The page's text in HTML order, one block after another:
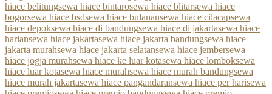
hiace belitungsewa hiace bintarosewa hiace blitarsewa hiace
bogorsewa hiace bsdsewa hiace bulanansewa hiace cilacapsewa
hiace depoksewa hiace di bandungsewa hiace di jakartasewa hiace
hariansewa hiace jakartasewa hiace jakarta bandungsewa hiace
jakarta murahsewa hiace jakarta selatansewa hiace jembersewa
hiace jogja murahsewa hiace ke luar kotasewa hiace lomboksewa
hiace luar kotasewa hiace murahsewa hiace murah bandungsewa
hiace murah jakartasewa hiace pangandaransewa hiace per harisewa